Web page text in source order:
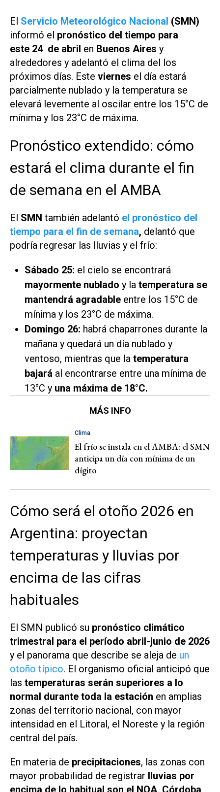
El Servicio Meteorológico Nacional (SMN)
informó el pronóstico del tiempo para
este 24 de abril en Buenos Aires y
alrededores y adelantó el clima del los
próximos días. Este viernes el día estará
parcialmente nublado y la temperatura se
elevará levemente al oscilar entre los 15°C de
mínima y los 23°C de máxima.
Pronóstico extendido: cómo
estará el clima durante el fin
de semana en el AMBA
El SMN también adelantó el pronóstico del
tiempo para el fin de semana, delantó que
podría regresar las lluvias y el frío:
Sábado 25: el cielo se encontrará
mayormente nublado y la temperatura se
mantendrá agradable entre los 15°C de
mínima y los 23°C de máxima.
Domingo 26: habrá chaparrones durante la
mañana y quedará un día nublado y
ventoso, mientras que la temperatura
bajará al encontrarse entre una mínima de
13°C y una máxima de 18°C.
MÁS INFO
Clima
El frío se instala en el AMBA: el SMN
anticipa un día con mínima de un
dígito
Cómo será el otoño 2026 en
Argentina: proyectan
temperaturas y lluvias por
encima de las cifras
habituales
El SMN publicó su pronóstico climático
trimestral para el período abril-junio de 2026
y el panorama que describe se aleja de un
otoño típico. El organismo oficial anticipó que
las temperaturas serán superiores a lo
normal durante toda la estación en amplias
zonas del territorio nacional, con mayor
intensidad en el Litoral, el Noreste y la región
central del país.
En materia de precipitaciones, las zonas con
mayor probabilidad de registrar lluvias por
encima de lo habitual son el NOA, Córdoba,